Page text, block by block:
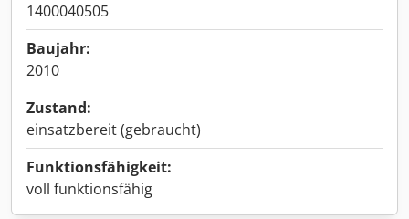
1400040505
Baujahr:
2010
Zustand:
einsatzbereit (gebraucht)
Funktionsfähigkeit:
voll funktionsfähig